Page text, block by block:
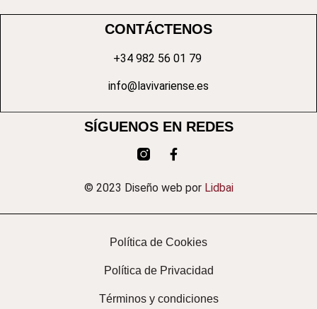
CONTÁCTENOS
+34 982 56 01 79
info@lavivariense.es
SÍGUENOS EN REDES
© 2023 Diseño web por Lidbai
Política de Cookies
Política de Privacidad
Términos y condiciones